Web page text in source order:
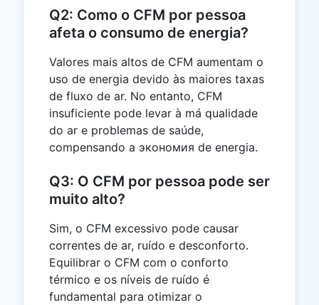
Q2: Como o CFM por pessoa
afeta o consumo de energia?
Valores mais altos de CFM aumentam o
uso de energia devido às maiores taxas
de fluxo de ar. No entanto, CFM
insuficiente pode levar à má qualidade
do ar e problemas de saúde,
compensando a экономия de energia.
Q3: O CFM por pessoa pode ser
muito alto?
Sim, o CFM excessivo pode causar
correntes de ar, ruído e desconforto.
Equilibrar o CFM com o conforto
térmico e os níveis de ruído é
fundamental para otimizar o